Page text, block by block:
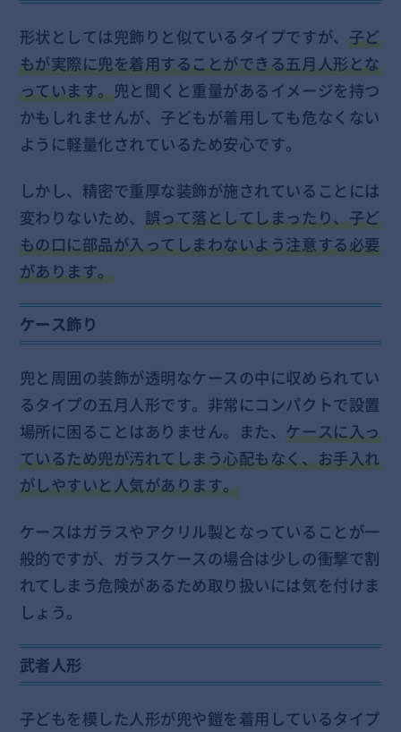
形状としては兜飾りと似ているタイプですが、 子ど
もが実際に兜を着用することができる五月人形とな
っています。兜と聞くと重量があるイメージを持つ
かもしれませんが、子どもが着用しても危なくない
ように軽量化されているため安心です。
しかし、精密で重厚な装飾が施されていることには
変わりないため、 誤って落としてしまったり、子ど
もの口に部品が入ってしまわないよう注意する必要
があります。
ケース飾り
兜と周囲の装飾が透明なケースの中に収められてい
るタイプの五月人形です。非常にコンパクトで設置
場所に困ることはありません。また、ケースに入っ
ているため兜が汚れてしまう心配もなく、お手入れ
がしやすいと人気があります。
ケースはガラスやアクリル製となっていることが一
般的ですが、ガラスケースの場合は少しの衝撃で割
れてしまう危険があるため取り扱いには気を付けま
しょう。
武者人形
子どもを模した人形が兜や鎧を着用しているタイプ